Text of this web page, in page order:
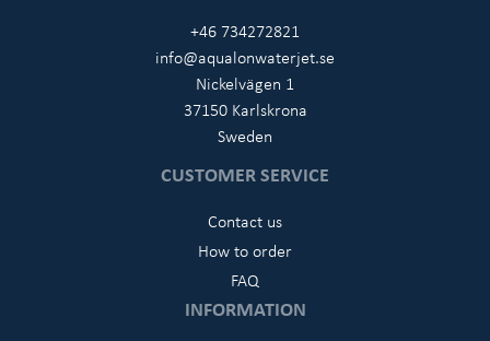
+46 734272821
info@aqualonwaterjet.se
Nickelvägen 1
37150 Karlskrona
Sweden
CUSTOMER SERVICE
Contact us
How to order
FAQ
INFORMATION